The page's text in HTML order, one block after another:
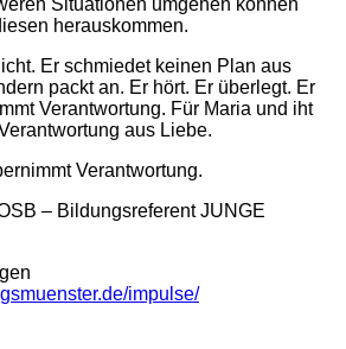
Situationen umgehen können
herauskommen.
Er schmiedet keinen Plan aus
packt an. Er hört. Er überlegt. Er
Verantwortung. Für Maria und iht
aus Liebe.
Verantwortung.
– Bildungsreferent JUNGE
impulse/